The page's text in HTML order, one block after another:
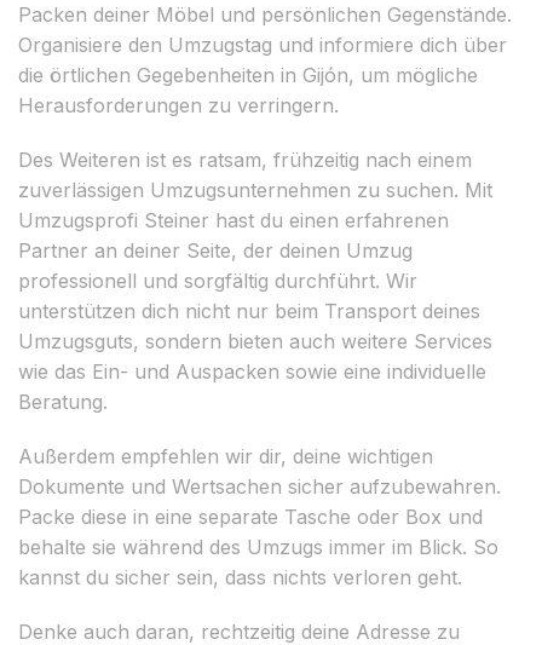
Packen deiner Möbel und persönlichen Gegenstände.
Organisiere den Umzugstag und informiere dich über
die örtlichen Gegebenheiten in Gijón, um mögliche
Herausforderungen zu verringern.
Des Weiteren ist es ratsam, frühzeitig nach einem
zuverlässigen Umzugsunternehmen zu suchen. Mit
Umzugsprofi Steiner hast du einen erfahrenen
Partner an deiner Seite, der deinen Umzug
professionell und sorgfältig durchführt. Wir
unterstützen dich nicht nur beim Transport deines
Umzugsguts, sondern bieten auch weitere Services
wie das Ein- und Auspacken sowie eine individuelle
Beratung.
Außerdem empfehlen wir dir, deine wichtigen
Dokumente und Wertsachen sicher aufzubewahren.
Packe diese in eine separate Tasche oder Box und
behalte sie während des Umzugs immer im Blick. So
kannst du sicher sein, dass nichts verloren geht.
Denke auch daran, rechtzeitig deine Adresse zu